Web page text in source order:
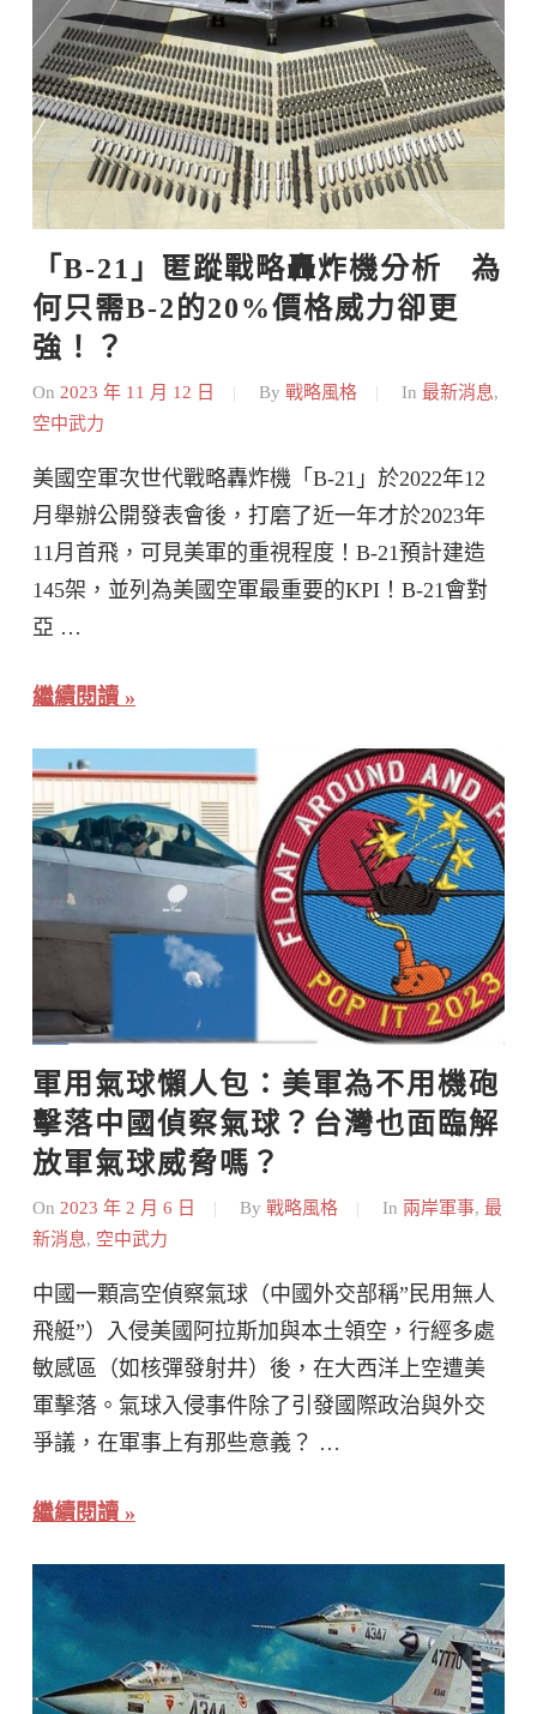
「B-21」匿蹤戰略轟炸機分析   為
何只需B-2的20%價格威力卻更
強！？
On 2023 年 11 月 12 日 By 戰略風格 In 最新消息,
空中武力
美國空軍次世代戰略轟炸機「B-21」於2022年12
月舉辦公開發表會後，打磨了近一年才於2023年
11月首飛，可見美軍的重視程度！B-21預計建造
145架，並列為美國空軍最重要的KPI！B-21會對
亞 …
繼續閱讀
軍用氣球懶人包：美軍為不用機砲
擊落中國偵察氣球？台灣也面臨解
放軍氣球威脅嗎？
On 2023 年 2 月 6 日 By 戰略風格 In 兩岸軍事, 最
新消息, 空中武力
中國一顆高空偵察氣球（中國外交部稱”民用無人
飛艇”）入侵美國阿拉斯加與本土領空，行經多處
敏感區（如核彈發射井）後，在大西洋上空遭美
軍擊落。氣球入侵事件除了引發國際政治與外交
爭議，在軍事上有那些意義？ …
繼續閱讀